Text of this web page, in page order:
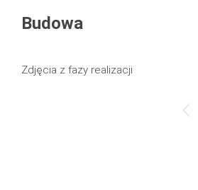
Budowa
Zdjęcia z fazy realizacji